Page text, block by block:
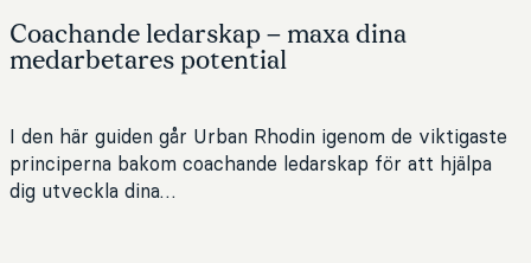
Coachande ledarskap – maxa dina
medarbetares potential
I den här guiden går Urban Rhodin igenom de viktigaste
principerna bakom coachande ledarskap för att hjälpa
dig utveckla dina…